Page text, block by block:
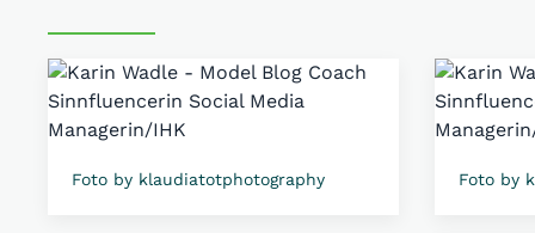
Foto by klaudiatotphotography Foto by